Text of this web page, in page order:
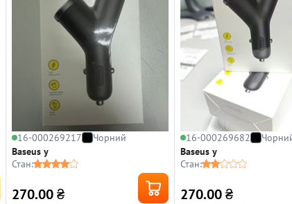
16-000269217
Чорний
Baseus y
Стан:
270.00 ₴
16-000269682
Baseus y
Стан:
270.00 ₴